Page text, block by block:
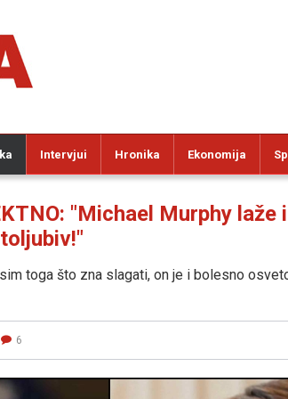
Intervjui Hronika Ekonomija
"Michael Murphy laže
toga što zna slagati, on je i bolesno
6